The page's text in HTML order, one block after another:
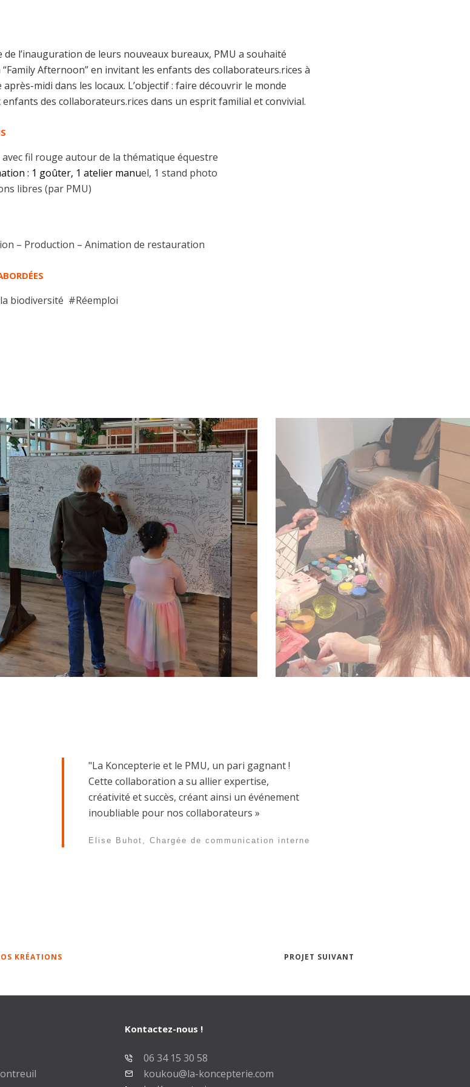
de l’inauguration de leurs nouveaux bureaux, PMU a souhaité
Afternoon” en invitant les enfants des collaborateurs.rices à
midi dans les locaux. L’objectif : faire découvrir le monde
des collaborateurs.rices dans un esprit familial et convivial.
avec fil rouge autour de la thématique équestre
: 1 goûter, 1 atelier manuel, 1 stand photo
libres (par PMU)
– Production – Animation de restauration
biodiversité #Réemploi
"La Koncepterie et le PMU, un pari gagnant !
Cette collaboration a su allier expertise,
créativité et succès, créant ainsi un événement
inoubliable pour nos collaborateurs »
Elise Buhot, Chargée de communication interne
KRÉATIONS PROJET SUIVANT
Kontactez-nous !
06 34 15 30 58
koukou@la-koncepterie.com